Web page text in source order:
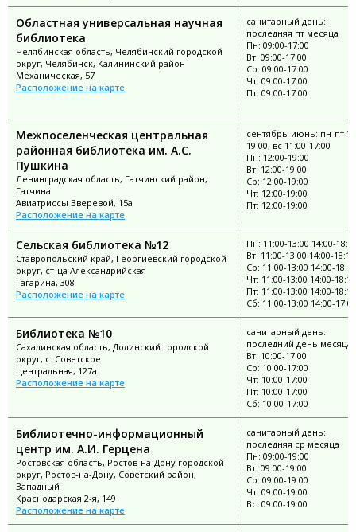
Областная универсальная научная
библиотека
Челябинская область, Челябинский городской
округ, Челябинск, Калининский район
Механическая, 57
Расположение на карте
санитарный день:
последняя пт месяца
Пн: 09:00-17:00
Вт: 09:00-17:00
Ср: 09:00-17:00
Чт: 09:00-17:00
Пт: 09:00-17:00
Межпоселенческая центральная
районная библиотека им. А.С.
Пушкина
Ленинградская область, Гатчинский район,
Гатчина
Авиатриссы Зверевой, 15а
Расположение на карте
сентябрь-июнь: пн-пт
19:00; вс 11:00-17:00
Пн: 12:00-19:00
Вт: 12:00-19:00
Ср: 12:00-19:00
Чт: 12:00-19:00
Пт: 12:00-19:00
Сельская библиотека №12
Ставропольский край, Георгиевский городской
округ, ст-ца Александрийская
Гагарина, 308
Расположение на карте
Пн: 11:00-13:00 14:00-
Вт: 11:00-13:00 14:00-18:12
Ср: 11:00-13:00 14:00-18:12
Чт: 11:00-13:00 14:00-18:12
Пт: 11:00-13:00 14:00-18:12
Сб: 11:00-13:00 14:00-17:00
Библиотека №10
Сахалинская область, Долинский городской
округ, с. Советское
Центральная, 127а
Расположение на карте
санитарный день:
последний день месяца
Вт: 10:00-17:00
Ср: 10:00-17:00
Чт: 10:00-17:00
Пт: 10:00-17:00
Сб: 10:00-17:00
Библиотечно-информационный
центр им. А.И. Герцена
Ростовская область, Ростов-на-Дону городской
округ, Ростов-на-Дону, Советский район,
Западный
Краснодарская 2-я, 149
Расположение на карте
санитарный день:
последняя ср месяца
Пн: 09:00-19:00
Вт: 09:00-19:00
Ср: 09:00-19:00
Чт: 09:00-19:00
Вс: 09:00-19:00